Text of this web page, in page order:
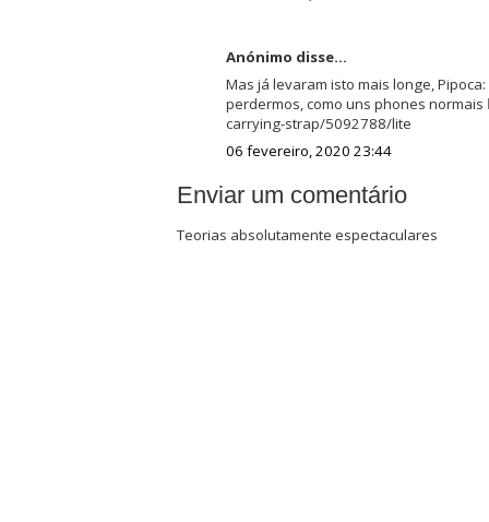
Anónimo disse...
Mas já levaram isto mais longe,
perdermos, como uns phones
carrying-strap/5092788/lite
06 fevereiro, 2020 23:44
Enviar um comentário
Teorias absolutamente espectaculares